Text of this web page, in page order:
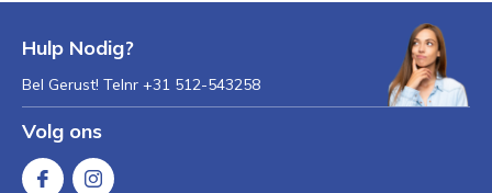
Hulp Nodig?
Bel Gerust! Telnr +31 512-543258
Volg ons